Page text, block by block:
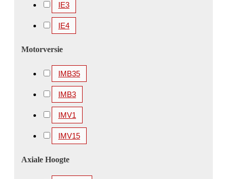
3150 kW
3300 kW
3500 kW
4000 kW
IE3
IE4
Motorversie
IMB35
IMB3
IMV1
IMV15
Axiale Hoogte